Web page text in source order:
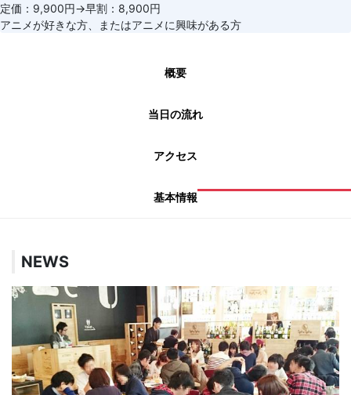
定価：9,900円→早割：8,900円
アニメが好きな方、またはアニメに興味がある方
概要
当日の流れ
アクセス
基本情報
NEWS